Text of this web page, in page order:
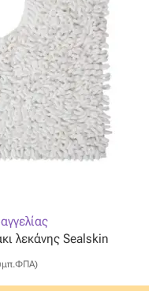
λεκάνης Sealskin